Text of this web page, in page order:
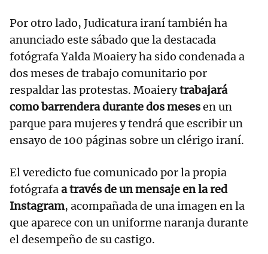
Por otro lado, Judicatura iraní también ha
anunciado este sábado que la destacada
fotógrafa Yalda Moaiery ha sido condenada a
dos meses de trabajo comunitario por
respaldar las protestas. Moaierytrabajará
como barrendera durante dos mesesen un
parque para mujeres y tendrá que escribir un
ensayo de 100 páginas sobre un clérigo iraní.
El veredicto fue comunicado por la propia
fotógrafaa través de un mensaje en la red
Instagram, acompañada de una imagen en la
que aparece con un uniforme naranja durante
el desempeño de su castigo.